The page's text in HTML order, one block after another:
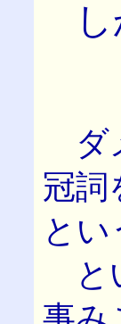
ダ
冠詞
と
と